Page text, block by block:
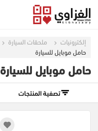
إلكترونيات ملحقات السيارة
حامل موبايل للسيارة
حامل موبايل للسيارة
تصفية المنتجات